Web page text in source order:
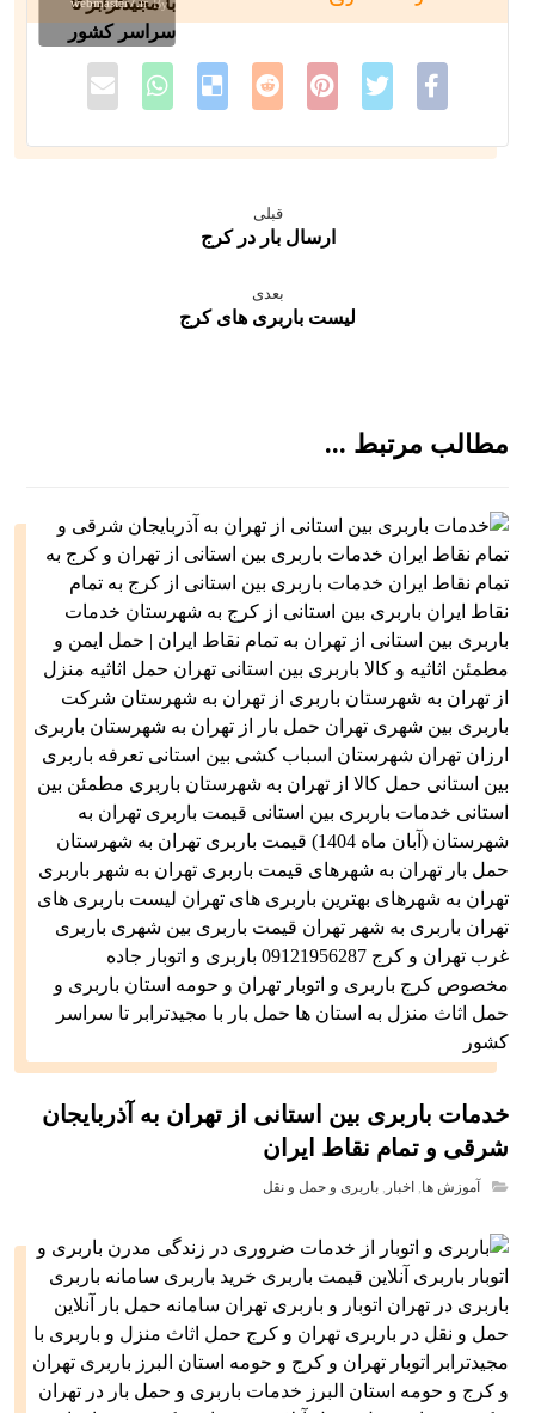
By
قبلی
ارسال بار در کرج
بعدی
لیست باربری های کرج
مطالب مرتبط ...
خدمات باربری بین استانی از تهران به آذربایجان
شرقی و تمام نقاط ایران
آموزش ها, اخبار ,باربری و حمل و نقل